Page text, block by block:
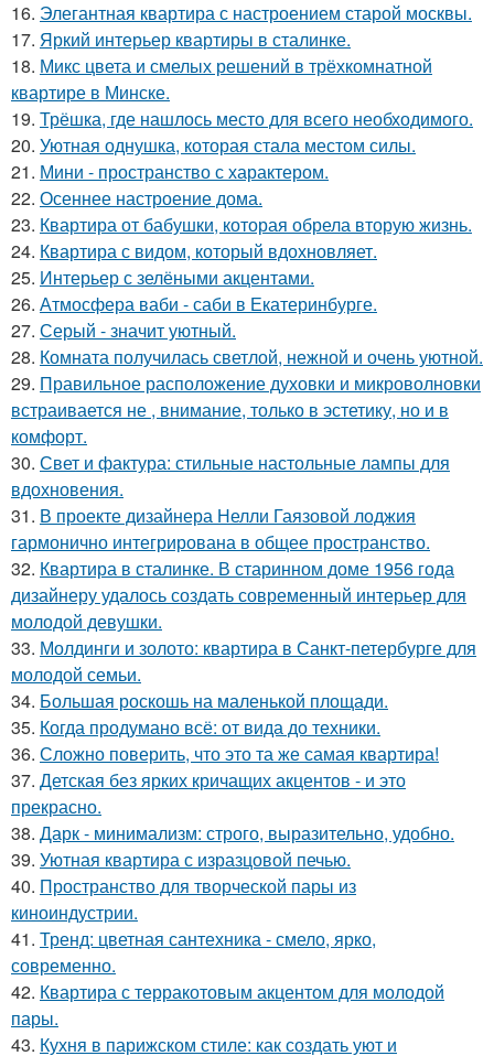
16. Элегантная квартира с настроением старой москвы.
17. Яркий интерьер квартиры в сталинке.
18. Микс цвета и смелых решений в трёхкомнатной
квартире в Минске.
19. Трёшка, где нашлось место для всего необходимого.
20. Уютная однушка, которая стала местом силы.
21. Мини - пространство с характером.
22. Осеннее настроение дома.
23. Квартира от бабушки, которая обрела вторую жизнь.
24. Квартира с видом, который вдохновляет.
25. Интерьер с зелёными акцентами.
26. Атмосфера ваби - саби в Екатеринбурге.
27. Серый - значит уютный.
28. Комната получилась светлой, нежной и очень уютной.
29. Правильное расположение духовки и микроволновки
встраивается не , внимание, только в эстетику, но и в
комфорт.
30. Свет и фактура: стильные настольные лампы для
вдохновения.
31. В проекте дизайнера Нелли Гаязовой лоджия
гармонично интегрирована в общее пространство.
32. Квартира в сталинке. В старинном доме 1956 года
дизайнеру удалось создать современный интерьер для
молодой девушки.
33. Молдинги и золото: квартира в Санкт-петербурге для
молодой семьи.
34. Большая роскошь на маленькой площади.
35. Когда продумано всё: от вида до техники.
36. Сложно поверить, что это та же самая квартира!
37. Детская без ярких кричащих акцентов - и это
прекрасно.
38. Дарк - минимализм: строго, выразительно, удобно.
39. Уютная квартира с изразцовой печью.
40. Пространство для творческой пары из
киноиндустрии.
41. Тренд: цветная сантехника - смело, ярко,
современно.
42. Квартира с терракотовым акцентом для молодой
пары.
43. Кухня в парижском стиле: как создать уют и